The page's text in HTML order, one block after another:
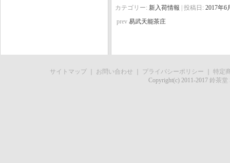
カテゴリー: 新入荷情報 | 投稿日: 2017年6
prev 易武天能茶庄
サイトマップ お問い合わせ プライバシーポリシー
特定
Copyright(c) 2011-2017 鈴茶堂